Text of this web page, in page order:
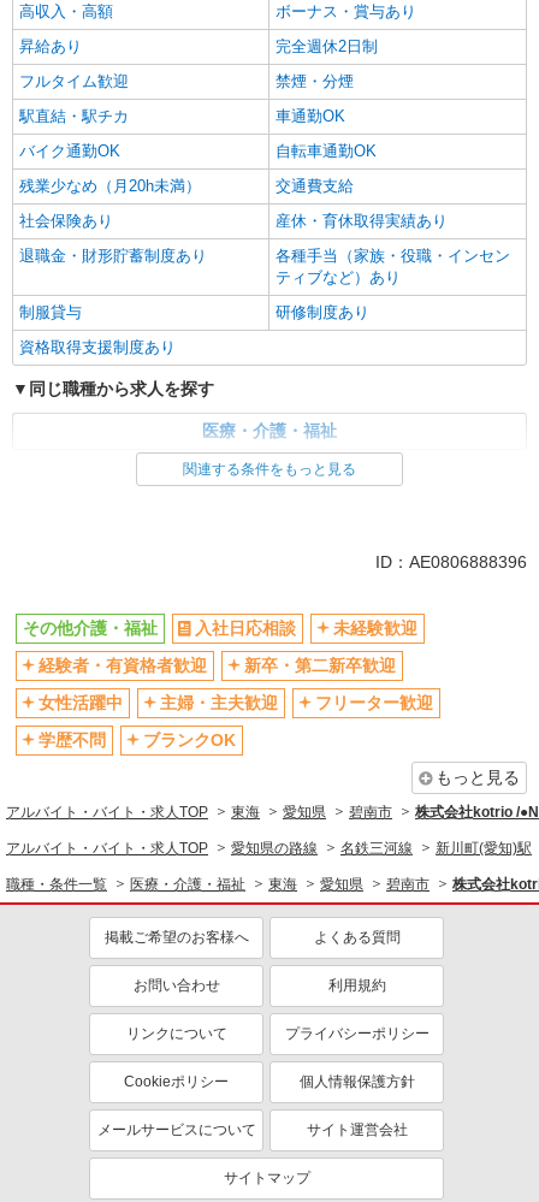
高収入・高額
ボーナス・賞与あり
昇給あり
完全週休2日制
フルタイム歓迎
禁煙・分煙
駅直結・駅チカ
車通勤OK
バイク通勤OK
自転車通勤OK
残業少なめ（月20h未満）
交通費支給
社会保険あり
産休・育休取得実績あり
退職金・財形貯蓄制度あり
各種手当（家族・役職・インセン
ティブなど）あり
制服貸与
研修制度あり
資格取得支援制度あり
同じ職種から求人を探す
医療・介護・福祉
同じ特徴から求人を探す
産休・育休取得実績あり
関連する条件をもっと見る
ID：AE0806888396
その他介護・福祉 入社日応相談
未経験歓迎
経験者・有資格者歓迎
新卒・第二新卒歓迎
女性活躍中
主婦・主夫歓迎
フリーター歓迎
学歴不問
ブランクOK
もっと見る
アルバイト・バイト・求人TOP 東海 愛知県 碧南市 株式会社kotrio /
アルバイト・バイト・求人TOP 愛知県の路線 名鉄三河線 新川町(愛知)駅
職種・条件一覧 医療・介護・福祉 東海 愛知県 碧南市 株式会社
掲載ご希望のお客様へ よくある質問
お問い合わせ 利用規約
リンクについて プライバシーポリシー
Cookieポリシー 個人情報保護方針
メールサービスについて サイト運営会社
サイトマップ